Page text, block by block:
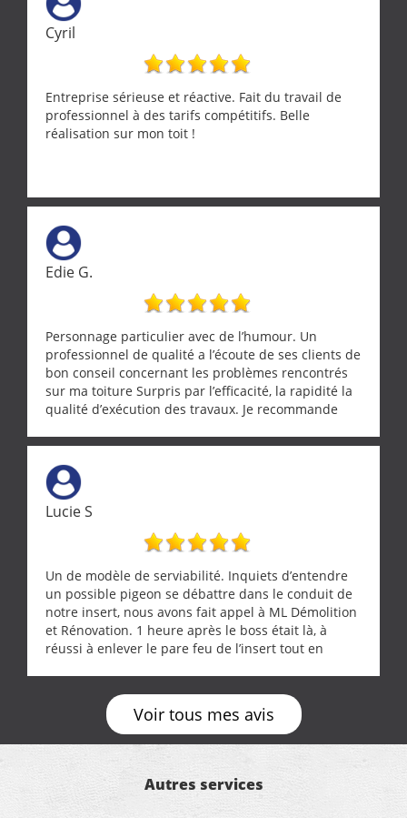
Cyril
Entreprise sérieuse et réactive. Fait du travail de
professionnel à des tarifs compétitifs. Belle
réalisation sur mon toit !
Edie G.
Personnage particulier avec de l’humour. Un
professionnel de qualité a l’écoute de ses clients de
bon conseil concernant les problèmes rencontrés
sur ma toiture Surpris par l’efficacité, la rapidité la
qualité d’exécution des travaux. Je recommande
Lucie S
Un de modèle de serviabilité. Inquiets d’entendre
un possible pigeon se débattre dans le conduit de
notre insert, nous avons fait appel à ML Démolition
et Rénovation. 1 heure après le boss était là, à
réussi à enlever le pare feu de l’insert tout en
l’oiseau jusqu’à ce qu’il reprenne ses esprits et
puisse s’envoler. Après quoi il a procédé au
ramonage de notre insert avec dextérité et une
nombreux conseils concernant d’autres sujets. Un
entrepreneur comme on souhaite en rencontrer.
Voir tous mes avis
Autres services